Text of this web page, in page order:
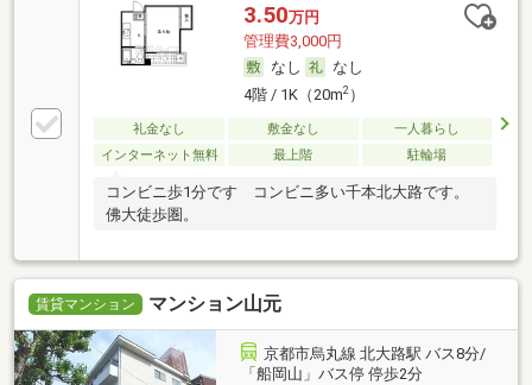
3.50万円
管理費3,000円
なし
なし
4階 / 1K（20m2）
礼金なし 敷金なし
一人暮らし
インターネット無料
最上階 駐輪場
コンビニ歩1分です コンビニ多い千本北大路です。
佛大徒歩圏。
賃貸マンション マンション山元
京都市烏丸線 北大路駅 バス8分/
「船岡山」バス停 停歩2分